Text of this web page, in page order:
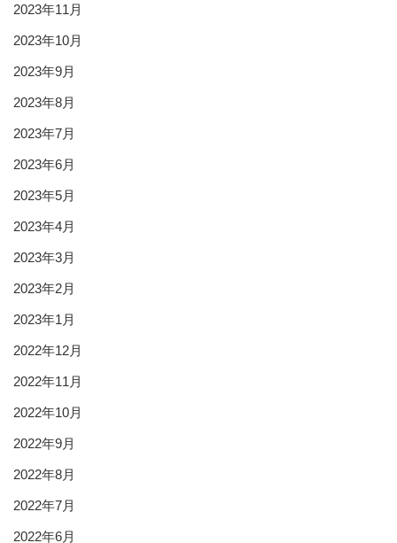
2023年11月
2023年10月
2023年9月
2023年8月
2023年7月
2023年6月
2023年5月
2023年4月
2023年3月
2023年2月
2023年1月
2022年12月
2022年11月
2022年10月
2022年9月
2022年8月
2022年7月
2022年6月